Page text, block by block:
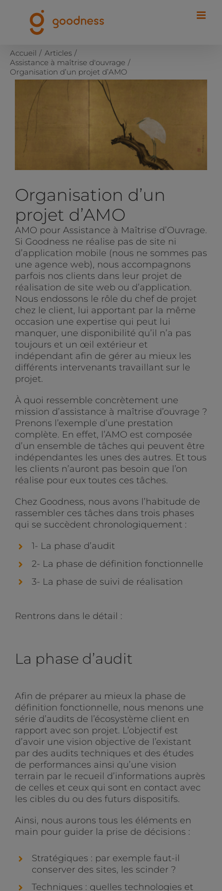
contenu
Accueil
Articles
Assistance à maîtrise d'ouvrage
Organisation d’un projet d’AMO
l'image
agrandie
Organisation d’un
projet d’AMO
AMO pour Assistance à Maîtrise d’Ouvrage.
Si Goodness ne réalise pas de site ni
d’application mobile (nous ne sommes pas
une agence web), nous accompagnons
parfois nos clients dans leur projet de
réalisation de site web ou d’application.
Nous endossons le rôle du chef de projet
chez le client, lui apportant par la même
occasion une expertise qui peut lui
manquer, une disponibilité qu’il n’a pas
toujours et un œil extérieur et
indépendant afin de gérer au mieux les
différents intervenants travaillant sur le
projet.
À quoi ressemble concrètement une
mission d’assistance à maîtrise d’ouvrage ?
Prenons l’exemple d’une prestation
complète. En effet, l’AMO est composée
d’un ensemble de tâches qui peuvent être
indépendantes les unes des autres. Et tous
les clients n’auront pas besoin que l’on
réalise pour eux toutes ces tâches.
Chez Goodness, nous avons l’habitude de
rassembler ces tâches dans trois phases
qui se succèdent chronologiquement :
1- La phase d’audit
2- La phase de définition fonctionnelle
3- La phase de suivi de réalisation
Rentrons dans le détail :
La phase d’audit
Afin de préparer au mieux la phase de
définition fonctionnelle, nous menons une
série d’audits de l’écosystème client en
rapport avec son projet. L’objectif est
d’avoir une vision objective de l’existant
par des audits techniques et des études
de performances ainsi qu’une vision
terrain par le recueil d’informations auprès
de celles et ceux qui sont en contact avec
les cibles du ou des futurs dispositifs.
Ainsi, nous aurons tous les éléments en
main pour guider la prise de décisions :
Stratégiques : par exemple faut-il
conserver des sites, les scinder ?
Techniques : quelles technologies et